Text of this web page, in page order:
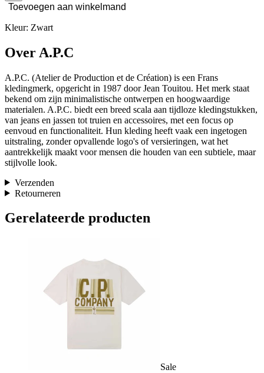
Toevoegen aan winkelmand
Kleur: Zwart
Over A.P.C
A.P.C. (Atelier de Production et de Création) is een Frans
kledingmerk, opgericht in 1987 door Jean Touitou. Het merk staat
bekend om zijn minimalistische ontwerpen en hoogwaardige
materialen. A.P.C. biedt een breed scala aan tijdloze kledingstukken,
van jeans en jassen tot truien en accessoires, met een focus op
eenvoud en functionaliteit. Hun kleding heeft vaak een ingetogen
uitstraling, zonder opvallende logo's of versieringen, wat het
aantrekkelijk maakt voor mensen die houden van een subtiele, maar
stijlvolle look.
Verzenden
Retourneren
Gerelateerde producten
Sale